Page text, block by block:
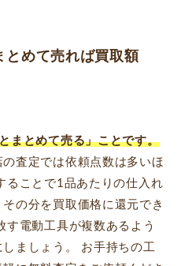
とめて売れば買取額
まとめて売る」ことです。
査定では依頼点数は多いほ
ることで1品あたりの仕入れ
の分を買取価格に還元でき
す電動工具が複数あるよう
ましょう。 お手持ちの工